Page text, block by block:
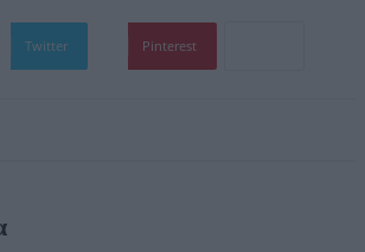
Twitter Pinterest